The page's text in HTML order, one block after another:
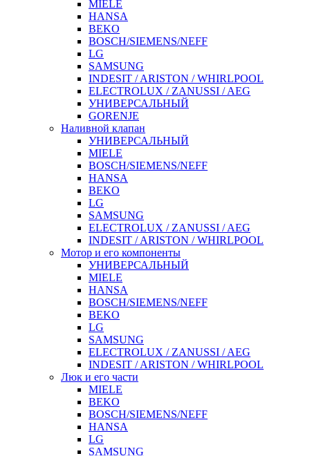
MIELE
HANSA
BEKO
BOSCH/SIEMENS/NEFF
LG
SAMSUNG
INDESIT / ARISTON / WHIRLPOOL
ELECTROLUX / ZANUSSI / AEG
УНИВЕРСАЛЬНЫЙ
GORENJE
Наливной клапан
УНИВЕРСАЛЬНЫЙ
MIELE
BOSCH/SIEMENS/NEFF
HANSA
BEKO
LG
SAMSUNG
ELECTROLUX / ZANUSSI / AEG
INDESIT / ARISTON / WHIRLPOOL
Мотор и его компоненты
УНИВЕРСАЛЬНЫЙ
MIELE
HANSA
BOSCH/SIEMENS/NEFF
BEKO
LG
SAMSUNG
ELECTROLUX / ZANUSSI / AEG
INDESIT / ARISTON / WHIRLPOOL
Люк и его части
MIELE
BEKO
BOSCH/SIEMENS/NEFF
HANSA
LG
SAMSUNG